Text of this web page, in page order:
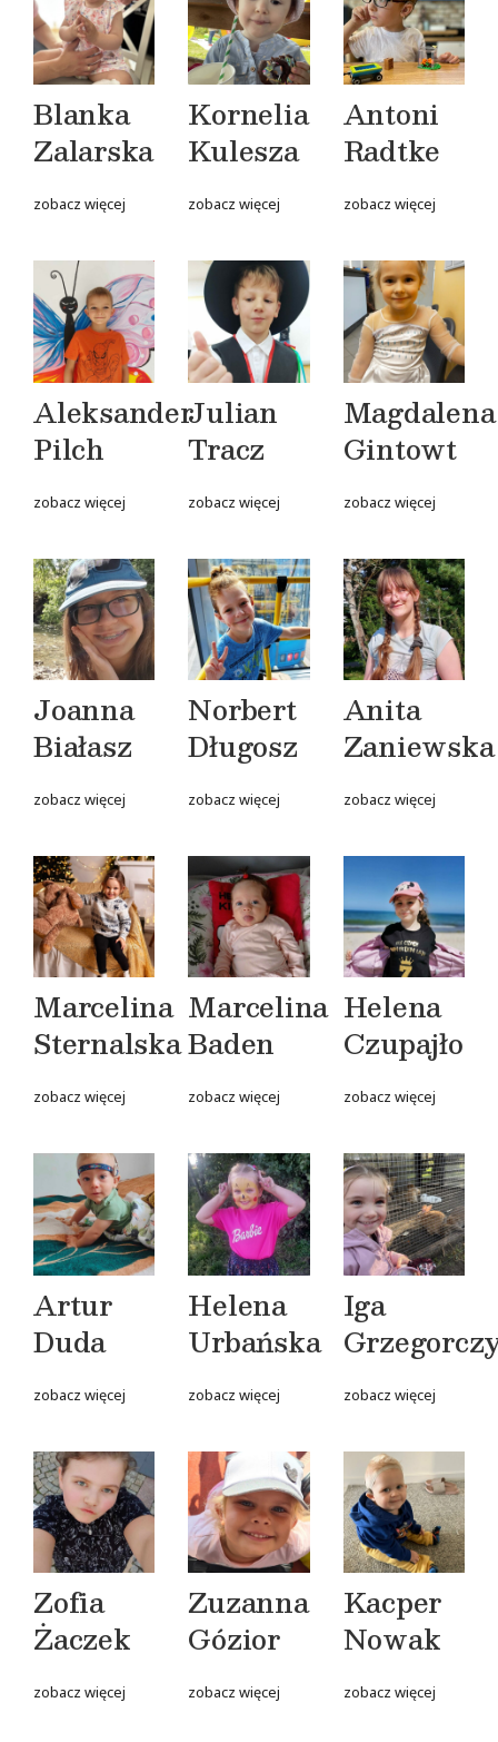
Blanka
Zalarska
zobacz więcej
Kornelia
Kulesza
zobacz więcej
Antoni
Radtke
zobacz więcej
Aleksander
Pilch
zobacz więcej
Julian
Tracz
zobacz więcej
Magdalena
Gintowt
zobacz więcej
Joanna
Białasz
zobacz więcej
Norbert
Długosz
zobacz więcej
Anita
Zaniewska
zobacz więcej
Marcelina
Sternalska
zobacz więcej
Marcelina
Baden
zobacz więcej
Helena
Czupajło
zobacz więcej
Artur
Duda
zobacz więcej
Helena
Urbańska
zobacz więcej
Iga
zobacz więcej
Zofia
Żaczek
zobacz więcej
Zuzanna
Gózior
zobacz więcej
Kacper
Nowak
zobacz więcej